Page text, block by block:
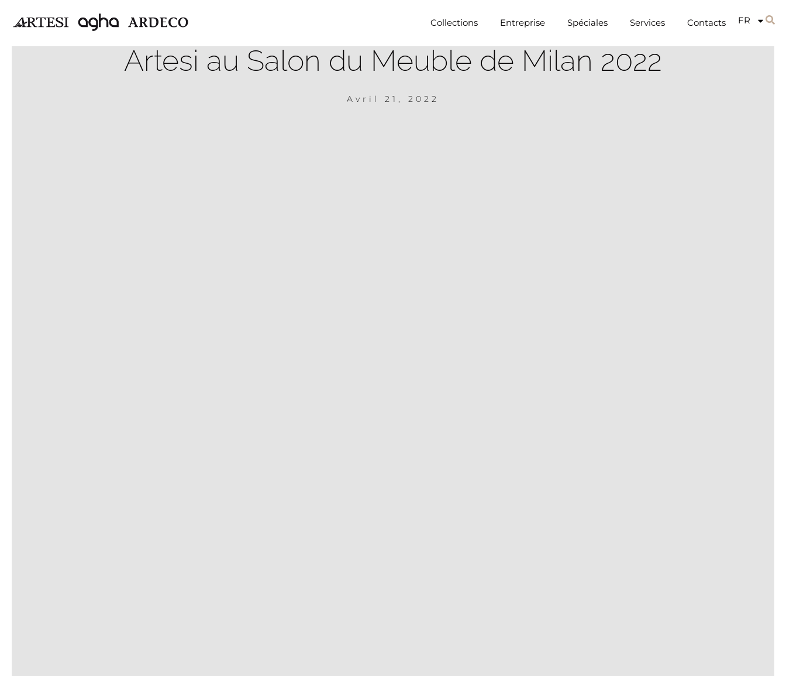
Collections Entreprise Spéciales Services Contacts FR
Artesi au Salon du Meuble de Milan 2022
Avril 21, 2022